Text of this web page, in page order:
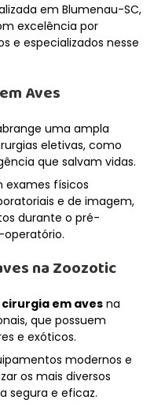
em Blumenau-SC,
excelência por
e especializados nesse
Aves
uma ampla
eletivas, como
que salvam vidas.
exames físicos
e de imagem,
durante o pré-
na Zoozotic
cirurgia em aves na
que possuem
e exóticos.
modernos e
os mais diversos
segura e eficaz.